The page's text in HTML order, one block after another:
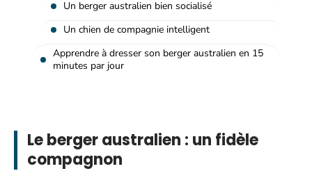
Un berger australien bien socialisé
Un chien de compagnie intelligent
Apprendre à dresser son berger australien en 15
minutes par jour
Le berger australien : un fidèle
compagnon